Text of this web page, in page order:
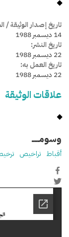
تاريخ إصدار الوثيقة /
14 ديسمبر 1988
تاريخ النشر:
22 ديسمبر 1988
تاريخ العمل به:
22 ديسمبر 1988
علاقات الوثيقة
وسومـــــ
أقباط تراخيص